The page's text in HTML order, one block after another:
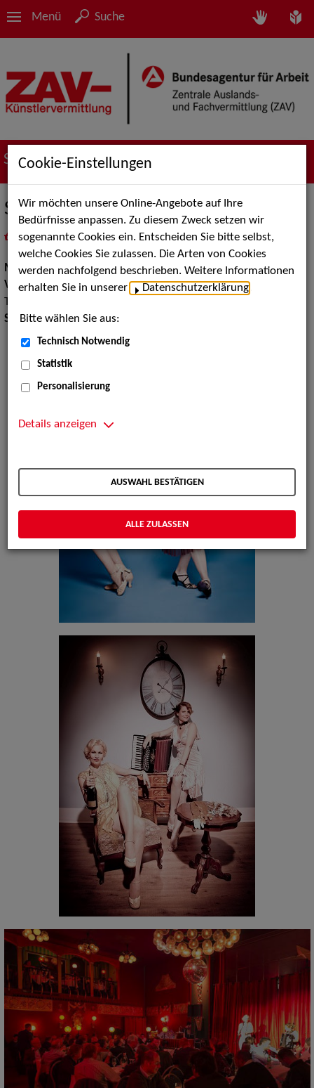
Menü Suche
Suche nach Künstler*innen
Schnieke Musike
als PDF speichern
inMeine Merklistelegen
Musik:Volksmusik und Intern. Folklore
Volksmusik Internationale Folklore:Berlin in Alt Berliner
Trachten
Show:Musik Shows
Cookie-Einstellungen
Wir möchten unsere Online-Angebote auf Ihre
Bedürfnisse anpassen. Zu diesem Zweck setzen wir
sogenannte Cookies ein. Entscheiden Sie bitte selbst,
welche Cookies Sie zulassen. Die Arten von Cookies
werden nachfolgend beschrieben. Weitere Informationen
erhalten Sie in unserer
Datenschutzerklärung
Bitte wählen Sie aus:
Technisch Notwendig
Statistik
Personalisierung
Details anzeigen
AUSWAHL BESTÄTIGEN
ALLE ZULASSEN